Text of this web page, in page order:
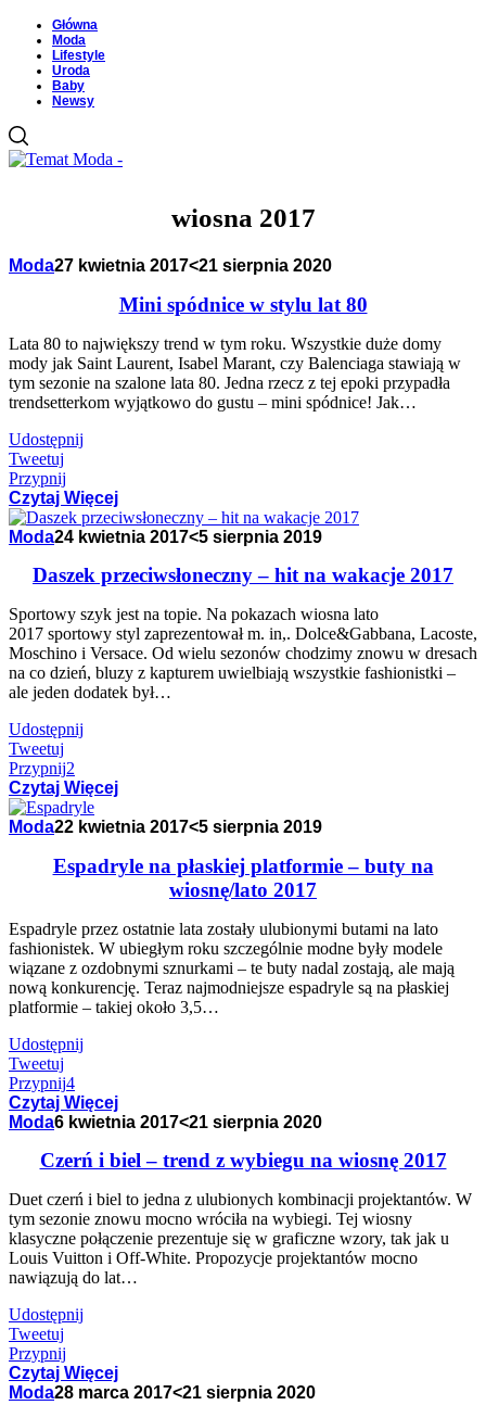
Główna
Moda
Lifestyle
Uroda
Baby
Newsy
wiosna 2017
Moda27 kwietnia 2017<21 sierpnia 2020
Mini spódnice w stylu lat 80
Lata 80 to największy trend w tym roku. Wszystkie duże domy
mody jak Saint Laurent, Isabel Marant, czy Balenciaga stawiają w
tym sezonie na szalone lata 80. Jedna rzecz z tej epoki przypadła
trendsetterkom wyjątkowo do gustu – mini spódnice! Jak…
Udostępnij
Tweetuj
Przypnij
Czytaj Więcej
Moda24 kwietnia 2017<5 sierpnia 2019
Daszek przeciwsłoneczny – hit na wakacje 2017
Sportowy szyk jest na topie. Na pokazach wiosna lato
2017 sportowy styl zaprezentował m. in,. Dolce&Gabbana, Lacoste,
Moschino i Versace. Od wielu sezonów chodzimy znowu w dresach
na co dzień, bluzy z kapturem uwielbiają wszystkie fashionistki –
ale jeden dodatek był…
Udostępnij
Tweetuj
Przypnij2
Czytaj Więcej
Moda22 kwietnia 2017<5 sierpnia 2019
Espadryle na płaskiej platformie – buty na
wiosnę/lato 2017
Espadryle przez ostatnie lata zostały ulubionymi butami na lato
fashionistek. W ubiegłym roku szczególnie modne były modele
wiązane z ozdobnymi sznurkami – te buty nadal zostają, ale mają
nową konkurencję. Teraz najmodniejsze espadryle są na płaskiej
platformie – takiej około 3,5…
Udostępnij
Tweetuj
Przypnij4
Czytaj Więcej
Moda6 kwietnia 2017<21 sierpnia 2020
Czerń i biel – trend z wybiegu na wiosnę 2017
Duet czerń i biel to jedna z ulubionych kombinacji projektantów. W
tym sezonie znowu mocno wróciła na wybiegi. Tej wiosny
klasyczne połączenie prezentuje się w graficzne wzory, tak jak u
Louis Vuitton i Off-White. Propozycje projektantów mocno
nawiązują do lat…
Udostępnij
Tweetuj
Przypnij
Czytaj Więcej
Moda28 marca 2017<21 sierpnia 2020